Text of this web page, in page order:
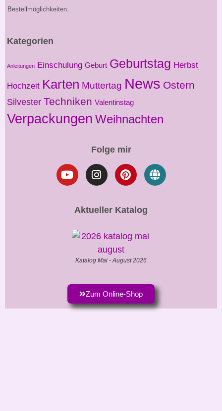
Bestellmöglichkeiten.
Kategorien
Anleitungen Einschulung Geburt Geburtstag Herbst
Hochzeit Karten Muttertag News Ostern
Silvester Techniken Valentinstag
Verpackungen Weihnachten
Folge mir
Aktueller Katalog
Katalog Mai - August 2026
Zum Online-Shop